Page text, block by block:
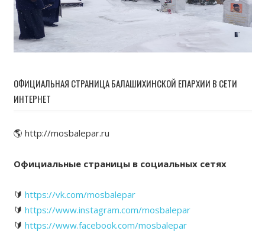
ОФИЦИАЛЬНАЯ СТРАНИЦА БАЛАШИХИНСКОЙ ЕПАРХИИ В СЕТИ
ИНТЕРНЕТ
🌎 http://mosbalepar.ru
Официальные страницы в социальных сетях
🔰 https://vk.com/mosbalepar
🔰 https://www.instagram.com/mosbalepar
🔰 https://www.facebook.com/mosbalepar